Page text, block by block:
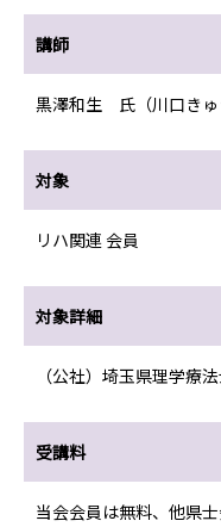
講師
黒澤和生 氏（川口きゅ
対象
リハ関連 会員
対象詳細
（公社）埼玉県理学療
受講料
当会会員は無料、他県